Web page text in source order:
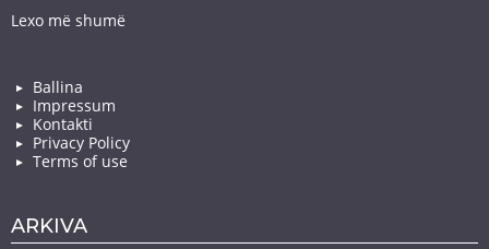
Lexo më shumë
Ballina
Impressum
Kontakti
Privacy Policy
Terms of use
ARKIVA